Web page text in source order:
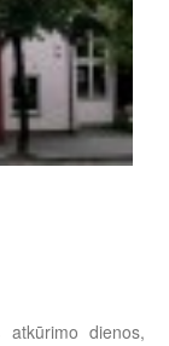
atkūrimo dienos,